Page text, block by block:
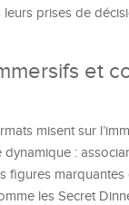
prises de
et
misent sur
dynamique :
figures
les Secret